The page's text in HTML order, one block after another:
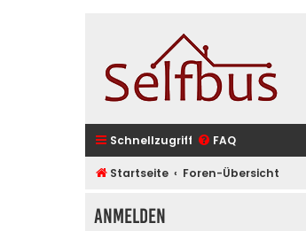
Schnellzugriff FAQ
Startseite Foren-Übersicht
Anmelden